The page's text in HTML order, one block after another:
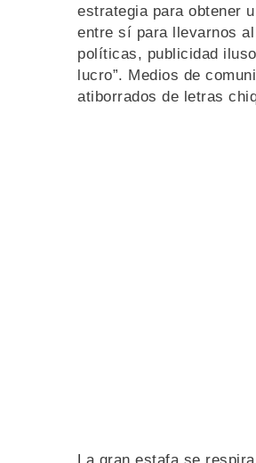
estrategia para obtener
entre sí para llevarnos
políticas, publicidad
lucro”. Medios de
atiborrados de letras